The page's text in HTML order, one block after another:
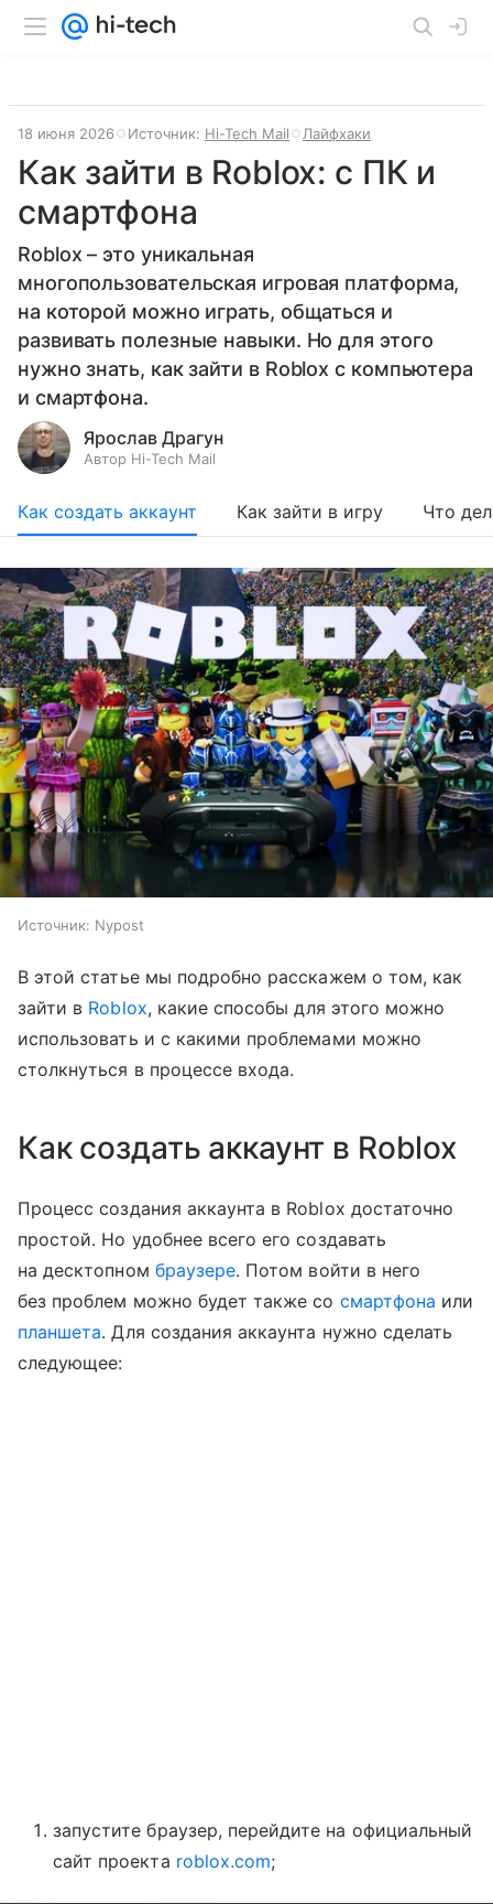
18 июня 2026 Источник: Hi-Tech Mail Лайфхаки
Как зайти в Roblox: с ПК и
смартфона
Roblox – это уникальная
многопользовательская игровая платформа,
на которой можно играть, общаться и
развивать полезные навыки. Но для этого
нужно знать, как зайти в Roblox с компьютера
и смартфона.
Ярослав Драгун
Автор Hi-Tech Mail
Как создать аккаунт Как зайти в игру Что
Источник: Nypost
В этой статье мы подробно расскажем о том, как
зайти в Roblox, какие способы для этого можно
использовать и с какими проблемами можно
столкнуться в процессе входа.
Как создать аккаунт в Roblox
Процесс создания аккаунта в Roblox достаточно
простой. Но удобнее всего его создавать
на десктопном браузере. Потом войти в него
без проблем можно будет также со смартфона или
планшета. Для создания аккаунта нужно сделать
следующее:
запустите браузер, перейдите на официальный
сайт проекта roblox.com;